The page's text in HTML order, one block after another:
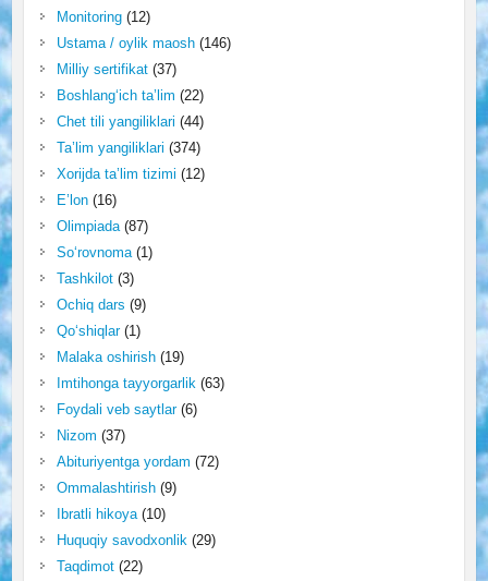
Monitoring(12)
Ustama / oylik maosh(146)
Milliy sertifikat(37)
Boshlang‘ich ta’lim (22)
Chet tili yangiliklari (44)
Ta’lim yangiliklari (374)
Xorijda ta’lim tizimi (12)
E’lon(16)
Olimpiada(87)
So‘rovnoma(1)
Tashkilot(3)
Ochiq dars (9)
Qo‘shiqlar(1)
Malaka oshirish(19)
Imtihonga tayyorgarlik (63)
Foydali veb saytlar(6)
Nizom (37)
Abituriyentga yordam (72)
Ommalashtirish(9)
Ibratli hikoya(10)
Huquqiy savodxonlik (29)
Taqdimot(22)